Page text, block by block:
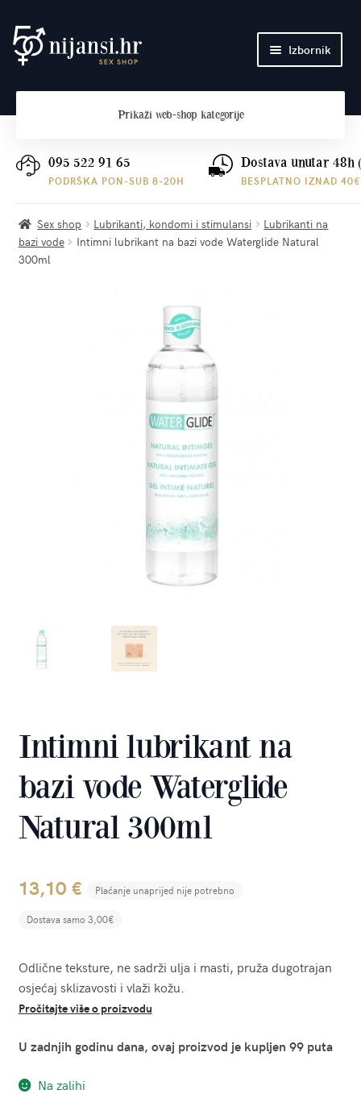
Preskoči
na
Skoči
do
Izbornik
Plaćanje i dostava
Prikaži web-shop kategorije
095 522 91 65
PODRŠKA PON-SUB 8-20H
Dostava unutar 48h
BESPLATNO IZNAD 40€
Sex shop Lubrikanti, kondomi i stimulansi
Lubrikanti na
bazi vode
Intimni lubrikant na bazi vode Waterglide Natural
300ml
Intimni lubrikant na
bazi vode Waterglide
Natural 300ml
13,10 € Plaćanje unaprijed nije potrebno
Dostava samo 3,00€
Odlične teksture, ne sadrži ulja i masti, pruža dugotrajan
osjećaj sklizavosti i vlaži kožu.
Pročitajte više o proizvodu
U zadnjih godinu dana, ovaj proizvod je kupljen 99 puta
Na zalihi